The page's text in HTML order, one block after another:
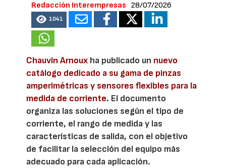
Redacción Interempresas 28/07/2026
1041
Chauvin Arnoux ha publicado un nuevo
catálogo dedicado a su gama de pinzas
amperimétricas y sensores flexibles para la
medida de corriente. El documento
organiza las soluciones según el tipo de
corriente, el rango de medida y las
características de salida, con el objetivo
de facilitar la selección del equipo más
adecuado para cada aplicación.